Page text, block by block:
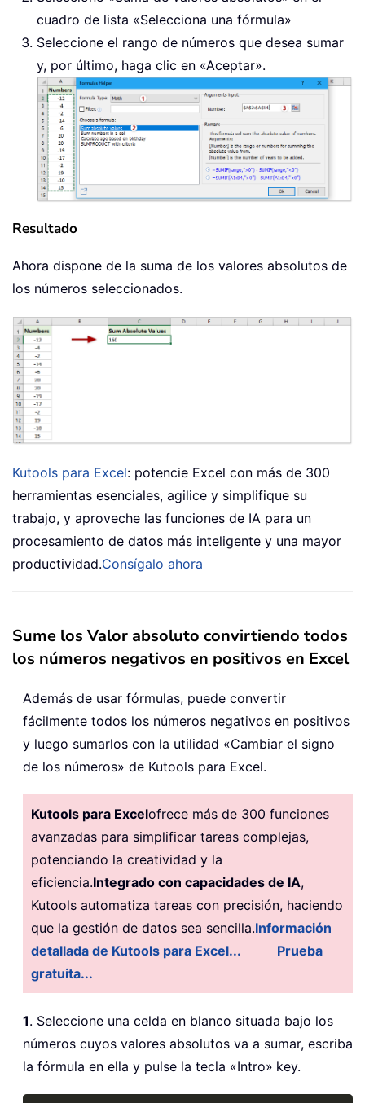
cuadro de lista «Selecciona una fórmula»
Seleccione el rango de números que desea sumar
y, por último, haga clic en «Aceptar».
Resultado
Ahora dispone de la suma de los valores absolutos de
los números seleccionados.
Kutools para Excel: potencie Excel con más de 300
herramientas esenciales, agilice y simplifique su
trabajo, y aproveche las funciones de IA para un
procesamiento de datos más inteligente y una mayor
productividad.Consígalo ahora
Sume los Valor absoluto convirtiendo todos
los números negativos en positivos en Excel
Además de usar fórmulas, puede convertir
fácilmente todos los números negativos en positivos
y luego sumarlos con la utilidad «Cambiar el signo
de los números» de Kutools para Excel.
Kutools para Excelofrece más de 300 funciones
avanzadas para simplificar tareas complejas,
potenciando la creatividad y la
eficiencia.Integrado con capacidades de IA,
Kutools automatiza tareas con precisión, haciendo
que la gestión de datos sea sencilla.Información
detallada de Kutools para Excel...
Prueba
gratuita...
1. Seleccione una celda en blanco situada bajo los
números cuyos valores absolutos va a sumar, escriba
la fórmula en ella y pulse la tecla «Intro» key.